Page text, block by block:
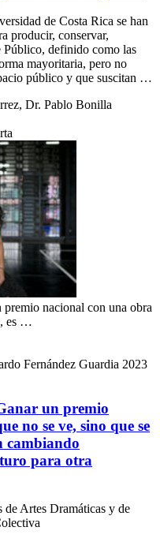
de Costa Rica se han
producir, conservar,
definido como las
mayoritaria, pero no
público y que suscitan …
Dr. Pablo Bonilla
nacional con una obra
es …
Fernández Guardia 2023
un premio
no se ve, sino que se
cambiando
para otra
de Artes Dramáticas y de